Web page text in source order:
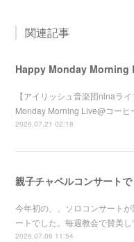
関連記事
【アイリッシュ音楽団ninaラ
Monday Morning Live@コーヒ
2026.07.21 02:18
親子チャペルコンサートで
今年初の、、ソロコンサート
ートでした。毎週教会で賛美
2026.07.06 11:54